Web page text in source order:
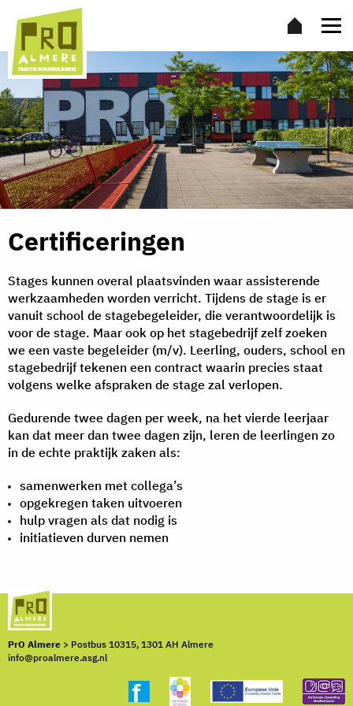
Certificeringen
Stages kunnen overal plaatsvinden waar assisterende
werkzaamheden worden verricht. Tijdens de stage is er
vanuit school de stagebegeleider, die verantwoordelijk is
voor de stage. Maar ook op het stagebedrijf zelf zoeken
we een vaste begeleider (m/v). Leerling, ouders, school en
stagebedrijf tekenen een contract waarin precies staat
volgens welke afspraken de stage zal verlopen.
Gedurende twee dagen per week, na het vierde leerjaar
kan dat meer dan twee dagen zijn, leren de leerlingen zo
in de echte praktijk zaken als:
samenwerken met collega’s
opgekregen taken uitvoeren
hulp vragen als dat nodig is
initiatieven durven nemen
PrO Almere > Postbus 10315, 1301 AH Almere
info@proalmere.asg.nl